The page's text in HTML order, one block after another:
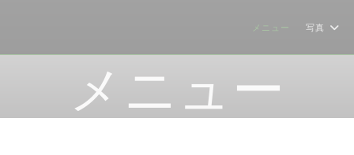
メニュー 写真
メニュー